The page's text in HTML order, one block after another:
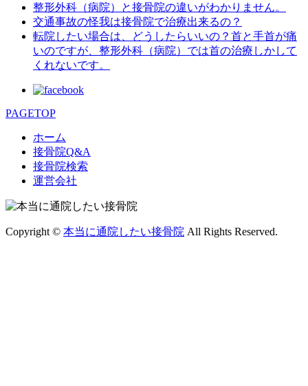
整形外科（病院）と接骨院の違いがわかりません。
交通事故の怪我は接骨院で治療出来るの？
転院したい場合は、どうしたらいいの？首と手首が痛
いのですが、整形外科（病院）では首の治療しかして
くれないです。
PAGETOP
ホーム
接骨院Q&A
接骨院検索
運営会社
Copyright © 本当に通院したい接骨院 All Rights Reserved.